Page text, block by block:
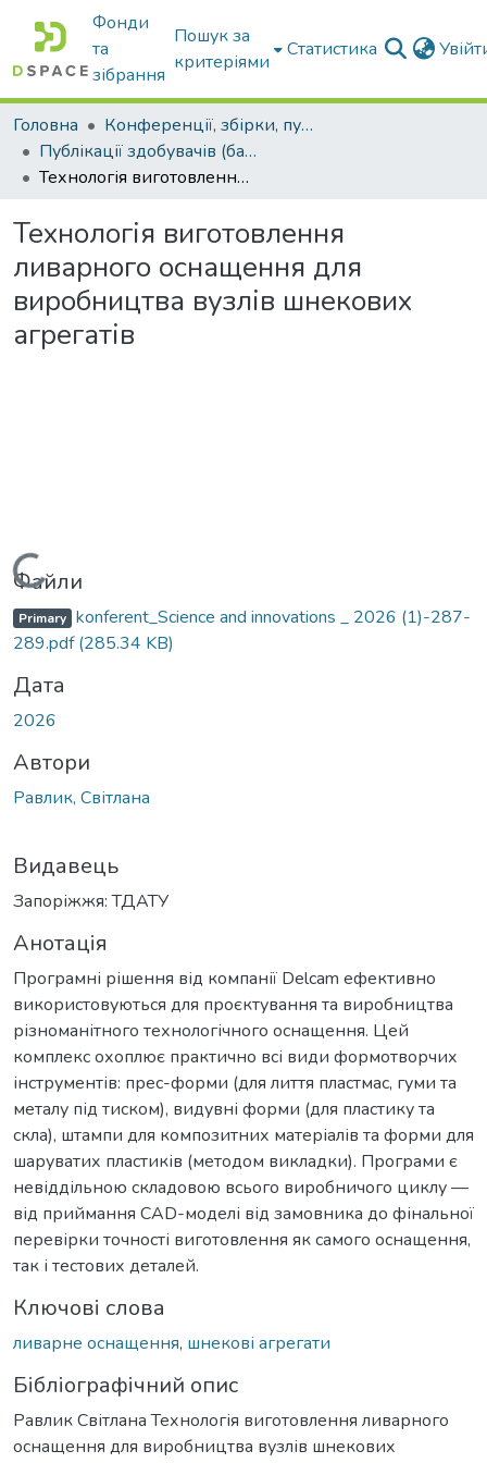
Фонди
та
зібрання
Пошук за
критеріями
Статистика
Головна
Конференції, збірки, публікації молодих вчених і здобувачів : магістрів, бакалаврів, аспірантів.
Публікації здобувачів (бакалаврів. магістрів, аспірантів)
Технологія виготовлення ливарного оснащення для виробництва вузлів шнекових агрегатів
Технологія виготовлення
ливарного оснащення для
виробництва вузлів шнекових
агрегатів
Вантажиться...
Файли
Primary konferent_Science and innovations _ 2026 (1)-287-
289.pdf(285.34 KB)
Дата
2026
Автори
Равлик, Світлана
Видавець
Запоріжжя: ТДАТУ
Анотація
Програмні рішення від компанії Delcam ефективно
використовуються для проєктування та виробництва
різноманітного технологічного оснащення. Цей
комплекс охоплює практично всі види формотворчих
інструментів: прес-форми (для лиття пластмас, гуми та
металу під тиском), видувні форми (для пластику та
скла), штампи для композитних матеріалів та форми для
шаруватих пластиків (методом викладки). Програми є
невіддільною складовою всього виробничого циклу —
від приймання CAD-моделі від замовника до фінальної
перевірки точності виготовлення як самого оснащення,
так і тестових деталей.
Ключові слова
ливарне оснащення, шнекові агрегати
Бібліографічний опис
Равлик Світлана Технологія виготовлення ливарного
оснащення для виробництва вузлів шнекових